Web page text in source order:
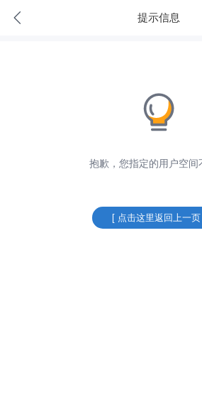
提示信息
抱歉，您指定的用户空间
[ 点击这里返回上一页